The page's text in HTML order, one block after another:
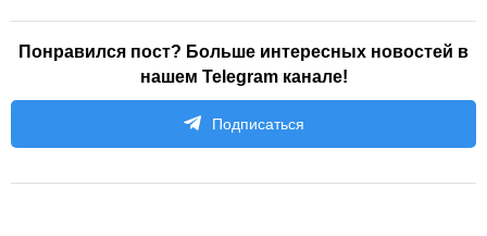
Понравился пост? Больше интересных новостей в
нашем Telegram канале!
Подписаться